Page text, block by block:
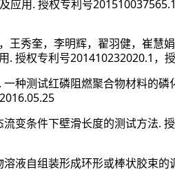
应用 . 授权专利号201510037565.1
王秀奎，李明辉，翟羽健，崔慧
. 授权专利号201410232020.1 ，
. 一种测试红磷阻燃聚合物材料的磷
2016.05.25
流变条件下壁滑长度的测试方法.
溶液自组装形成环形或棒状胶束的